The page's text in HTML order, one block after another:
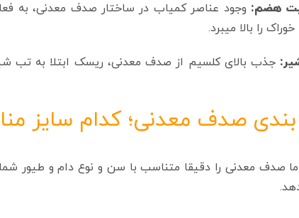
هضم: وجود عناصر کمیاب در ساختار صدف معدنی، به
را بالا میبرد.
بندی صدف معدنی؛ کدام
صدف معدنی را دقیقا متناسب با سن و نوع دام و طیور